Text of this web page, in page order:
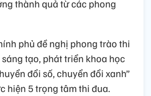
thành quả từ các phong
phủ đề nghị phong trào thi
tạo, phát triển khoa học
đổi số, chuyển đổi xanh”
hiện 5 trọng tâm thi đua.